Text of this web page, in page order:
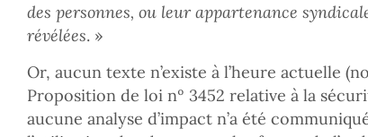
des personnes, ou leur appartenance
révélées. »
Or, aucun texte n’existe à l’heure actuelle
Proposition de loi nº 3452 relative à la
aucune analyse d’impact n’a été